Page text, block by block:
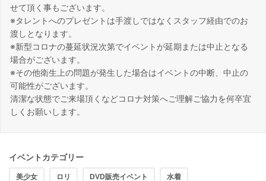
せて頂く事もございます。
※タレントへのプレゼントは手渡しではなくスタッフ経由でのお
渡しとなります。
※新型コロナの蔓延状況次第でイベントが延期または中止となる
場合がございます。
※その他衛生上の問題が発生した場合はイベントの中断、中止の
可能性がございます。
清潔な状態でご来場頂くなどコロナ対策へご理解ご協力を何卒宜
しくお願いします。
イベントカテゴリー
美少女 ロリ DVD販売イベント 水着